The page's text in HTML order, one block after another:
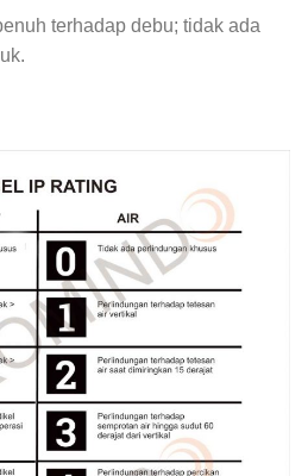
terhadap debu; tidak ada